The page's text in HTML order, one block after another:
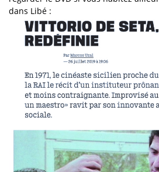
dans Libé :